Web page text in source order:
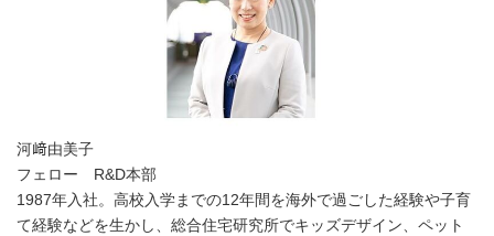
河﨑由美子
フェロー R&D本部
1987年入社。高校入学までの12年間を海外で過ごした経験や子育
て経験などを生かし、総合住宅研究所でキッズデザイン、ペット